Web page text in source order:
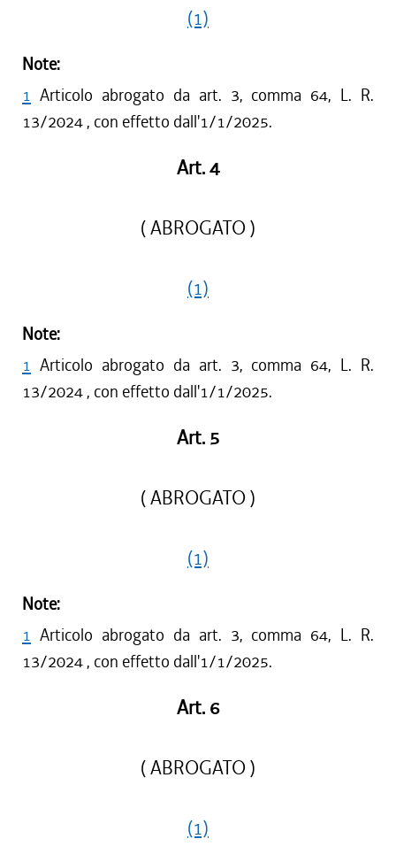
(1)
Note:
1 Articolo abrogato da art. 3, comma 64, L. R.
13/2024 , con effetto dall'1/1/2025.
Art. 4
( ABROGATO )
(1)
Note:
1 Articolo abrogato da art. 3, comma 64, L. R.
13/2024 , con effetto dall'1/1/2025.
Art. 5
( ABROGATO )
(1)
Note:
1 Articolo abrogato da art. 3, comma 64, L. R.
13/2024 , con effetto dall'1/1/2025.
Art. 6
( ABROGATO )
(1)